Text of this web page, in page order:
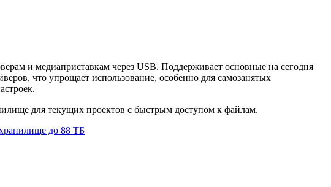
и медиаприставкам через USB. Поддерживает основные на сегодня
что упрощает использование, особенно для самозанятых
для текущих проектов с быстрым доступом к файлам.